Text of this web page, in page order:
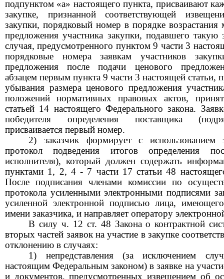
подпунктом «а» настоящего пункта, присваивают
закупке, признанной соответствующей
закупки, порядковый номер в порядке возрастания
предложения участника закупки, подавшего такую
случая, предусмотренного пунктом 9 части 3
порядковые номера заявкам участников
предложения после подачи ценового
абзацем первым пункта 9 части 3 настоящей статьи,
убывания размера ценового предложения
положений нормативных правовых актов,
статьей 14 настоящего Федерального закона.
победителя определения поставщика
присваивается первый номер.
2) заказчик формирует с использованием
протокол подведения итогов определения
исполнителя), который должен содержать
пунктами 1, 2, 4 - 7 части 17 статьи 48
После подписания членами комиссии по
протокола усиленными электронными подписями
усиленной электронной подписью лица,
имени заказчика, и направляет оператору
В силу ч. 12 ст. 48 Закона о контрактной
вторых частей заявок на участие в закупке
отклонению в случаях:
1) непредставления (за исключением
настоящим Федеральным законом) в заявке на
и документов, предусмотренных извещением об